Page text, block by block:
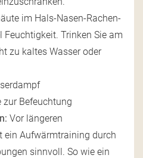
im Hals-Nasen-Rachen-
Feuchtigkeit. Trinken Sie am
zu kaltes Wasser oder
zur Befeuchtung
Vor längeren
ein Aufwärmtraining durch
sinnvoll. So wie ein